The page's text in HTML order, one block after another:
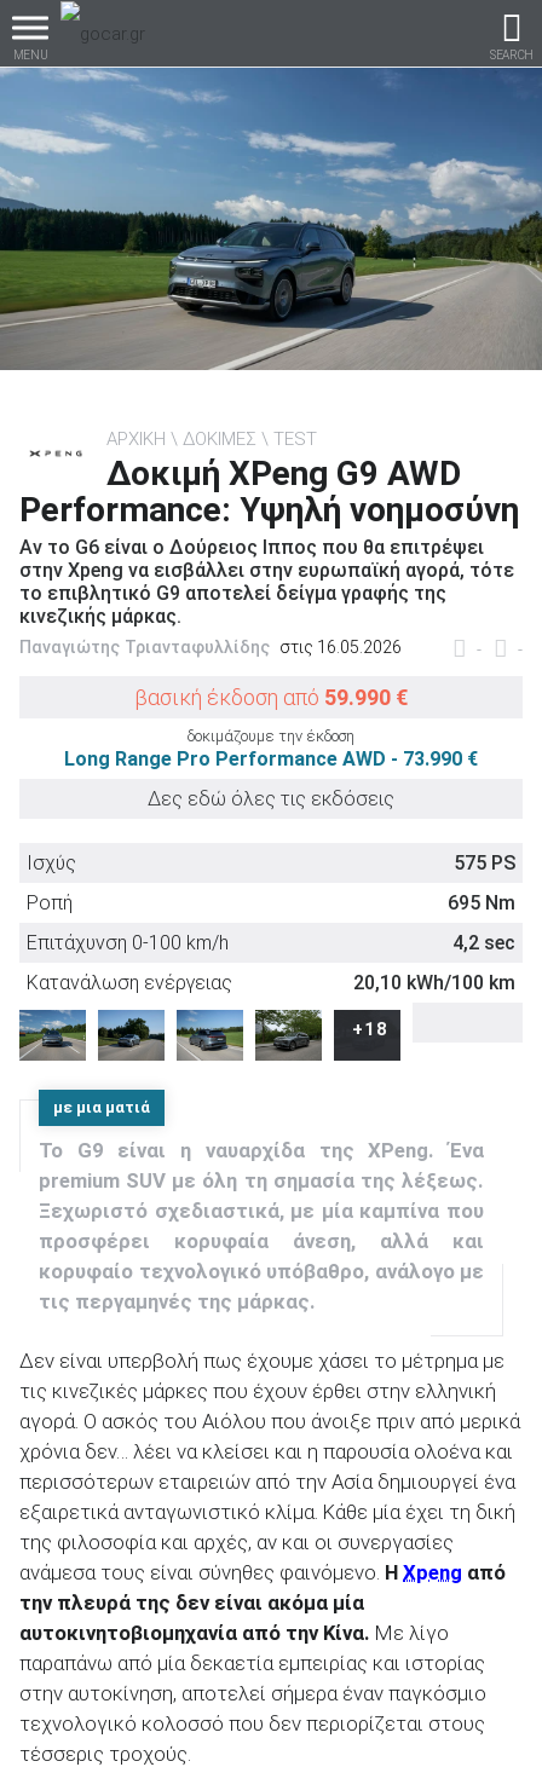
MENU SEARCH
Βρες τα πάντα για το
αυτοκίνητο!
βρες το!
Καινούρια
Μεταχειρισμένα
Επιχειρήσεις
ΑΝΑΖΗΤΗΣΗ
ΑΡΧΙΚΗ ΔΟΚΙΜΕΣ TEST
Δοκιμή XPeng G9 AWD
Performance: Υψηλή νοημοσύνη
Αν το G6 είναι ο Δούρειος Ιππος που θα επιτρέψει
στην Xpeng να εισβάλλει στην ευρωπαϊκή αγορά, τότε
το επιβλητικό G9 αποτελεί δείγμα γραφής της
κινεζικής μάρκας.
- -
Παναγιώτης Τριανταφυλλίδης στις 16.05.2026
βασική έκδοση από 59.990 €
δοκιμάζουμε την έκδοση
Long Range Pro Performance AWD - 73.990 €
Δες εδώ όλες τις εκδόσεις
Ισχύς
575 PS
Ροπή
695 Nm
Επιτάχυνση 0-100 km/h
4,2 sec
Κατανάλωση ενέργειας
20,10 kWh/100 km
Euro NCAP
+18
με μια ματιά
To G9 είναι η ναυαρχίδα της XPeng. Ένα
premium SUV με όλη τη σημασία της λέξεως.
Ξεχωριστό σχεδιαστικά, με μία καμπίνα που
προσφέρει κορυφαία άνεση, αλλά και
κορυφαίο τεχνολογικό υπόβαθρο, ανάλογο με
τις περγαμηνές της μάρκας.
Δεν είναι υπερβολή πως έχουμε χάσει το μέτρημα με
τις κινεζικές μάρκες που έχουν έρθει στην ελληνική
αγορά. Ο ασκός του Αιόλου που άνοιξε πριν από μερικά
χρόνια δεν… λέει να κλείσει και η παρουσία ολοένα και
περισσότερων εταιρειών από την Ασία δημιουργεί ένα
εξαιρετικά ανταγωνιστικό κλίμα. Κάθε μία έχει τη δική
της φιλοσοφία και αρχές, αν και οι συνεργασίες
ανάμεσα τους είναι σύνηθες φαινόμενο. Η Xpeng από
την πλευρά της δεν είναι ακόμα μία
αυτοκινητοβιομηχανία από την Κίνα. Με λίγο
παραπάνω από μία δεκαετία εμπειρίας και ιστορίας
στην αυτοκίνηση, αποτελεί σήμερα έναν παγκόσμιο
τεχνολογικό κολοσσό που δεν περιορίζεται στους
τέσσερις τροχούς.